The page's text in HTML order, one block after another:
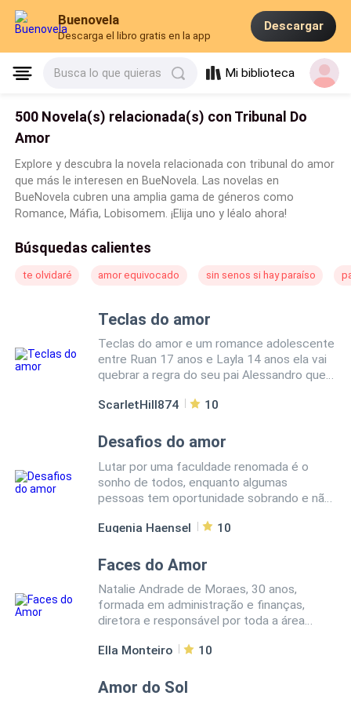
Buenovela
Descarga el libro gratis en la app
Descargar
Busca lo que quieras Mi biblioteca
500 Novela(s) relacionada(s) con Tribunal Do
Amor
Explore y descubra la novela relacionada con tribunal do amor
que más le interesen en BueNovela. Las novelas en
BueNovela cubren una amplia gama de géneros como
Romance, Máfia, Lobisomem. ¡Elija uno y léalo ahora!
Búsquedas calientes
te olvidaré amor equivocado sin senos si hay paraíso
Teclas do amor
Teclas do amor e um romance adolescente
entre Ruan 17 anos e Layla 14 anos ela vai
quebrar a regra do seu pai Alessandro que
amor virtual
ScarletHill874 10
Desafios do amor
Lutar por uma faculdade renomada é o
sonho de todos, enquanto algumas
pessoas tem oportunidade sobrando e não
estudou muito até conseguir uma bolsa
estudar ela precisa se mudar de estado, e
saiu de seu estado, Ceará, além disso, mal
tinha dinheiro para sobreviver. Com muita
luta dos pais ela consegue uma quantia em
encontrar emprego. Enquanto se prepara
amor por ela e a pede em namoro, no calor
Eugenia Haensel 10
Faces do Amor
Natalie Andrade de Moraes, 30 anos,
formada em administração e finanças,
diretora e responsável por toda a área
rede milionária de farmácias. Dona de um QI
Natalie é um modelo profissional a ser
Ella Monteiro 10
Amor do Sol